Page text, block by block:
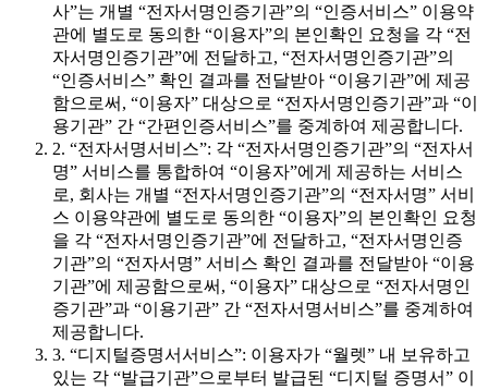
사”는 개별 “전자서명인증기관”의 “인증서비스” 이용약
관에 별도로 동의한 “이용자”의 본인확인 요청을 각 “전
자서명인증기관”에 전달하고, “전자서명인증기관”의
“인증서비스” 확인 결과를 전달받아 “이용기관”에 제공
함으로써, “이용자” 대상으로 “전자서명인증기관”과 “이
용기관” 간 “간편인증서비스”를 중계하여 제공합니다.
2. “전자서명서비스”: 각 “전자서명인증기관”의 “전자서
명” 서비스를 통합하여 “이용자”에게 제공하는 서비스
로, 회사는 개별 “전자서명인증기관”의 “전자서명” 서비
스 이용약관에 별도로 동의한 “이용자”의 본인확인 요청
을 각 “전자서명인증기관”에 전달하고, “전자서명인증
기관”의 “전자서명” 서비스 확인 결과를 전달받아 “이용
기관”에 제공함으로써, “이용자” 대상으로 “전자서명인
증기관”과 “이용기관” 간 “전자서명서비스”를 중계하여
제공합니다.
3. “디지털증명서서비스”: 이용자가 “월렛” 내 보유하고
있는 각 “발급기관”으로부터 발급된 “디지털 증명서” 이